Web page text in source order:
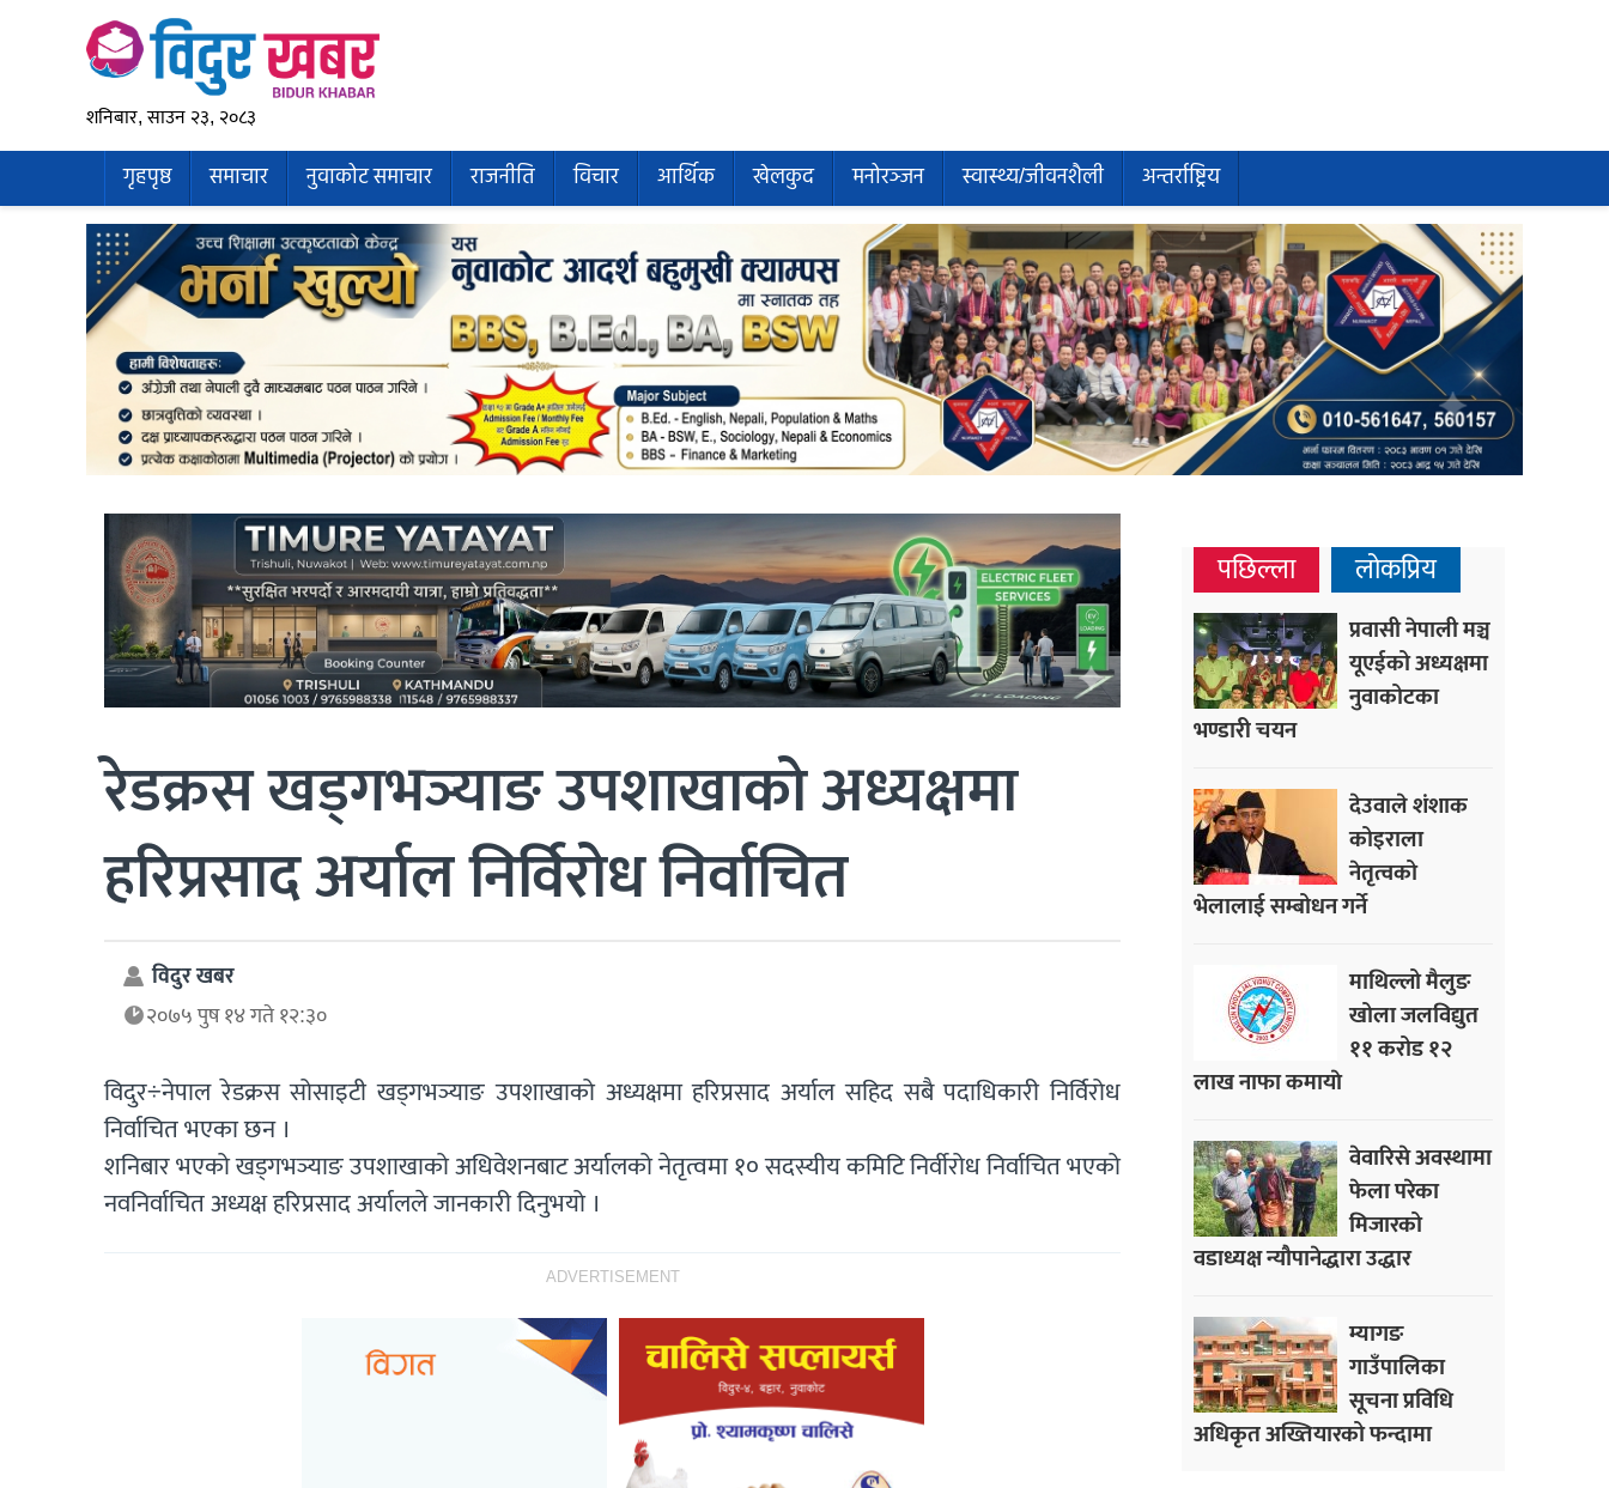
शनिबार, साउन २३, २०८३
गृहपृष्ठ समाचार नुवाकोट समाचार राजनीति विचार आर्थिक खेलकुद मनोरञ्जन स्वास्थ्य/जीवनशैली अन्तर्राष्ट्रिय
रेडक्रस खड्गभञ्याङ उपशाखाको अध्यक्षमा
हरिप्रसाद अर्याल निर्विरोध निर्वाचित
विदुर खबर
२०७५ पुष १४ गते १२:३०
विदुर÷नेपाल रेडक्रस सोसाइटी खड्गभञ्याङ उपशाखाको अध्यक्षमा हरिप्रसाद अर्याल सहिद सबै पदाधिकारी निर्विरोध
निर्वाचित भएका छन ।
शनिबार भएको खड्गभञ्याङ उपशाखाको अधिवेशनबाट अर्यालको नेतृत्वमा १० सदस्यीय कमिटि निर्वीरोध निर्वाचित भएको
नवनिर्वाचित अध्यक्ष हरिप्रसाद अर्यालले जानकारी दिनुभयो ।
ADVERTISEMENT
पछिल्ला लोकप्रिय
प्रवासी नेपाली मञ्च
यूएईको अध्यक्षमा
नुवाकोटका
भण्डारी चयन
देउवाले शंशाक
कोइराला
नेतृत्वको
भेलालाई सम्बोधन गर्ने
माथिल्लो मैलुङ
खोला जलविद्युत
११ करोड १२
लाख नाफा कमायाे
वेवारिसे अवस्थामा
फेला परेका
मिजारको
वडाध्यक्ष न्यौपानेद्धारा उद्धार
म्यागङ
गाउँपालिका
सूचना प्रविधि
अधिकृत अख्तियारको फन्दामा